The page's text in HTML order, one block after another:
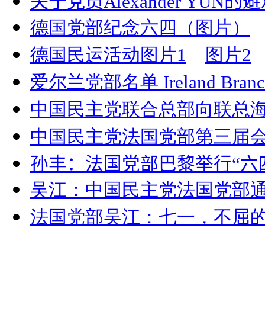
德国党部纪念六四（图片）
德国民运活动图片1
图片2
爱尔兰党部名单 Ireland
中国民主党联合总部向联总
中国民主党法国党部第三届
孙丰：法国党部巴黎举行“六
吴江：中国民主党法国党部
法国党部吴江： 七一，不屈